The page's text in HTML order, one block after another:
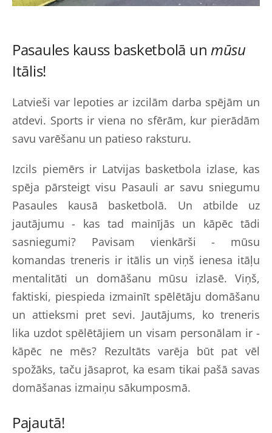
Pasaules kauss basketbolā un mūsu
Itālis!
Latvieši var lepoties ar izcilām darba spējām un
atdevi. Sports ir viena no sfērām, kur pierādām
savu varēšanu un patieso raksturu.
Izcils piemērs ir Latvijas basketbola izlase, kas
spēja pārsteigt visu Pasauli ar savu sniegumu
Pasaules kausā basketbolā. Un atbilde uz
jautājumu - kas tad mainījās un kāpēc tādi
sasniegumi? Pavisam vienkārši - mūsu
komandas treneris ir itālis un viņš ienesa itāļu
mentalitāti un domāšanu mūsu izlasē. Viņš,
faktiski, piespieda izmainīt spēlētāju domāšanu
un attieksmi pret sevi. Jautājums, ko treneris
lika uzdot spēlētājiem un visam personālam ir -
kāpēc ne mēs? Rezultāts varēja būt pat vēl
spožāks, taču jāsaprot, ka esam tikai pašā savas
domāšanas izmaiņu sākumposmā.
Pajautā!